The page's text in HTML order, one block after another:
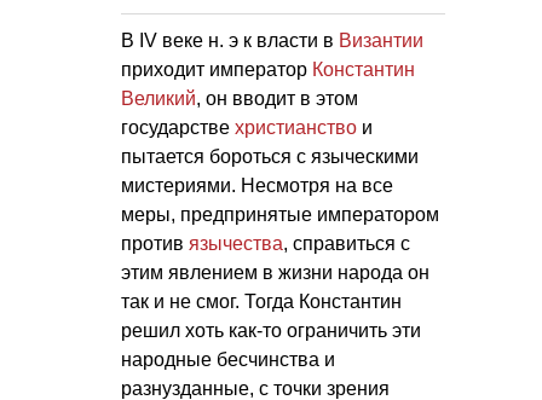
В IV веке н. э к власти в Византии
приходит император Константин
Великий, он вводит в этом
государстве христианство и
пытается бороться с языческими
мистериями. Несмотря на все
меры, предпринятые императором
против язычества, справиться с
этим явлением в жизни народа он
так и не смог. Тогда Константин
решил хоть как-то ограничить эти
народные бесчинства и
разнузданные, с точки зрения